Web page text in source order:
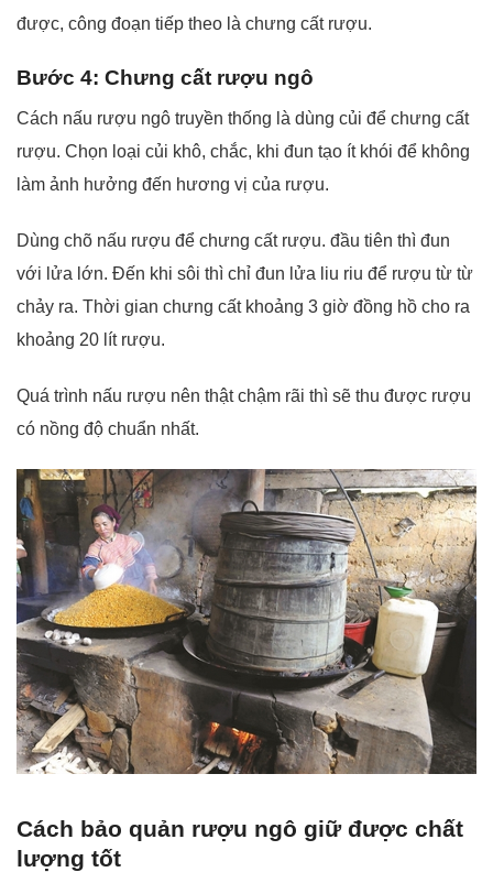
được, công đoạn tiếp theo là chưng cất rượu.
Bước 4: Chưng cất rượu ngô
Cách nấu rượu ngô truyền thống là dùng củi để chưng cất
rượu. Chọn loại củi khô, chắc, khi đun tạo ít khói để không
làm ảnh hưởng đến hương vị của rượu.
Dùng chõ nấu rượu để chưng cất rượu. đầu tiên thì đun
với lửa lớn. Đến khi sôi thì chỉ đun lửa liu riu để rượu từ từ
chảy ra. Thời gian chưng cất khoảng 3 giờ đồng hồ cho ra
khoảng 20 lít rượu.
Quá trình nấu rượu nên thật chậm rãi thì sẽ thu được rượu
có nồng độ chuẩn nhất.
Cách bảo quản rượu ngô giữ được chất
lượng tốt